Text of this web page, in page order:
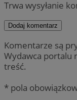
Trwa wysyłanie
Dodaj komentarz
Komentarze są
Wydawca portalu
treść.
* pola